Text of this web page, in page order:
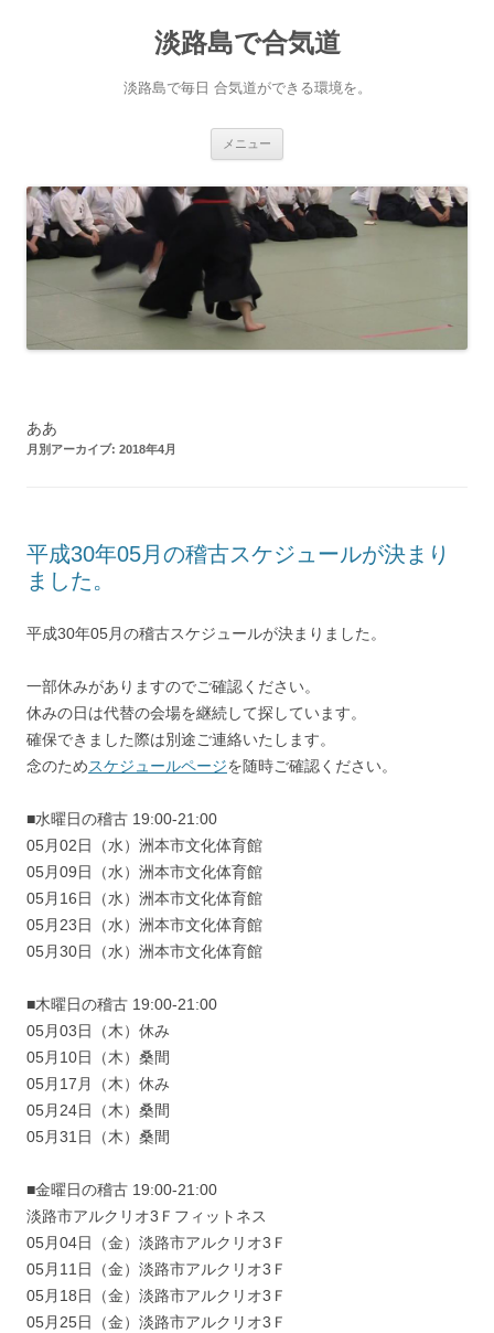
淡路島で合気道
淡路島で毎日 合気道ができる環境を。
メニュー
ああ
月別アーカイブ: 2018年4月
平成30年05月の稽古スケジュールが決まり
ました。
平成30年05月の稽古スケジュールが決まりました。
一部休みがありますのでご確認ください。
休みの日は代替の会場を継続して探しています。
確保できました際は別途ご連絡いたします。
念のためスケジュールページを随時ご確認ください。
■水曜日の稽古 19:00-21:00
05月02日（水）洲本市文化体育館
05月09日（水）洲本市文化体育館
05月16日（水）洲本市文化体育館
05月23日（水）洲本市文化体育館
05月30日（水）洲本市文化体育館
■木曜日の稽古 19:00-21:00
05月03日（木）休み
05月10日（木）桑間
05月17月（木）休み
05月24日（木）桑間
05月31日（木）桑間
■金曜日の稽古 19:00-21:00
淡路市アルクリオ3Ｆフィットネス
05月04日（金）淡路市アルクリオ3Ｆ
05月11日（金）淡路市アルクリオ3Ｆ
05月18日（金）淡路市アルクリオ3Ｆ
05月25日（金）淡路市アルクリオ3Ｆ